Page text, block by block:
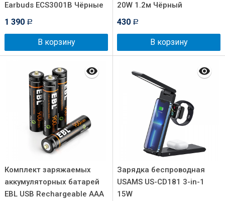
Earbuds ECS3001B Чёрные
1 390 Р
В корзину
20W 1.2м Чёрный
430 Р
В корзину
Комплект заряжаемых
аккумуляторных батарей
EBL USB Rechargeable AAA
Зарядка беспроводная
USAMS US-CD181 3-in-1
15W